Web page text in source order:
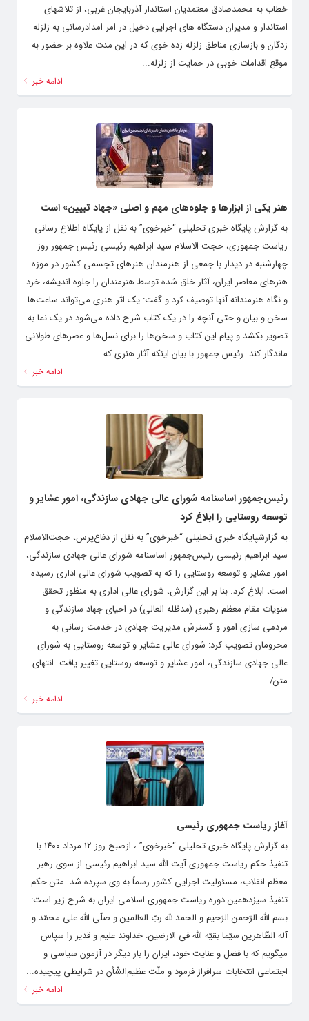
خطاب به محمدصادق معتمدیان استاندار آذربایجان غربی، از تلاشهای
استاندار و مدیران دستگاه های اجرایی دخیل در امر امدادرسانی به زلزله
زدگان و بازسازی مناطق زلزله زده خوی که در این مدت علاوه بر حضور به
موقع اقدامات خوبی در حمایت از زلزله...
ادامه خبر
هنر یکی از ابزارها و جلوه‌های مهم و اصلی «جهاد تبیین» است
به گزارش پایگاه خبری تحلیلی “خبرخوی” به نقل از پایگاه اطلاع رسانی
ریاست جمهوری، حجت الاسلام سید ابراهیم رئیسی رئیس جمهور روز
چهارشنبه در دیدار با جمعی از هنرمندان هنرهای تجسمی کشور در موزه
هنرهای معاصر ایران، آثار خلق شده توسط هنرمندان را جلوه اندیشه، خرد
و نگاه هنرمندانه آنها توصیف کرد و گفت: یک اثر هنری می‌تواند ساعت‌ها
سخن و بیان و حتی آنچه را در یک کتاب شرح داده می‌شود در یک نما به
تصویر بکشد و پیام این کتاب و سخن‌ها را برای نسل‌ها و عصرهای طولانی
ماندگار کند. رئیس جمهور با بیان اینکه آثار هنری که...
ادامه خبر
رئیس‌جمهور اساسنامه شورای عالی جهادی سازندگی، امور عشایر و
توسعه روستایی را ابلاغ کرد
به گزارشپایگاه خبری تحلیلی “خبرخوی” به نقل از دفاع‌پرس، حجت‌الاسلام
سید ابراهیم رئیسی رئیس‌جمهور اساسنامه شورای عالی جهادی سازندگی،
امور عشایر و توسعه روستایی را که به تصویب شورای عالی اداری رسیده
است، ابلاغ کرد. بنا بر این گزارش، شورای عالی اداری به منظور تحقق
منویات مقام معظم رهبری (مدظله العالی) در احیای جهاد سازندگی و
مردمی سازی امور و گسترش مدیریت جهادی در خدمت رسانی به
محرومان تصویب کرد: شورای عالی عشایر و توسعه روستایی به شورای
عالی جهادی سازندگی، امور عشایر و توسعه روستایی تغییر یافت. انتهای
متن/
ادامه خبر
آغاز ریاست‌ جمهوری رئیسی
به گزارش پایگاه خبری تحلیلی “خبرخوی” ، ازصبح روز ۱۲ مرداد ۱۴۰۰ با
تنفیذ حکم ریاست جمهوری آیت الله سید ابراهیم رئیسی از سوی رهبر
معظم انقلاب، مسئولیت اجرایی کشور رسماً به وی سپرده شد. متن حکم
تنفیذ سیزدهمین دوره ریاست جمهوری اسلامی ایران‌ به شرح زیر است:
بسم اللّه الرّحمن الرّحیم و الحمد للّه ربّ العالمین و صلّی اللّه‌ علی محمّد و
آله الطّاهرین سیّما بقیّه اللّه فی ‌الارضین. خداوند علیم و قدیر را سپاس
میگویم که با فضل و عنایت خود، ایران را بار دیگر در آزمون سیاسی و
اجتماعی انتخابات سرافراز فرمود و ملّت عظیم‌الشّأن در شرایطی پیچیده...
ادامه خبر